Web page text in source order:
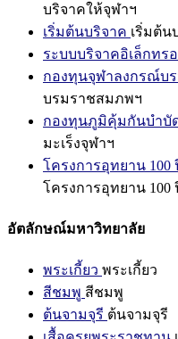
บริจาคให้จุฬาฯ
เริ่มต้นบริจาค เริ่มต้น
ระบบบริจาคอิเล็กทร
กองทุนจุฬาลงกรณ์บ
บรมราชสมภพฯ
กองทุนภูมิคุ้มกันบำบัด
มะเร็งจุฬาฯ
โครงการอุทยาน
โครงการอุทยาน
อัตลักษณ์มหาวิทยาลัย
พระเกี้ยว พระเกี้ยว
สีชมพู สีชมพู
ต้นจามจุรี ต้นจามจุรี